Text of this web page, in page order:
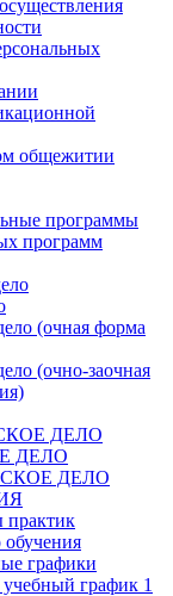
общежитии
программы
программ
(очная форма
(очно-заочная
ДЕЛО
ДЕЛО
ДЕЛО
практик
обучения
графики
график 1